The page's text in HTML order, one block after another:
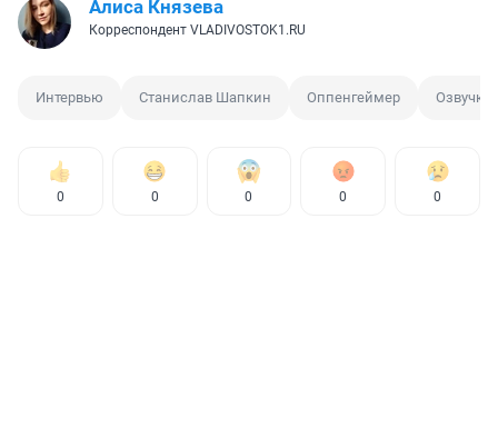
Алиса Князева
Корреспондент VLADIVOSTOK1.RU
Интервью Станислав Шапкин Оппенгеймер Озвучка
0 0 0 0 0